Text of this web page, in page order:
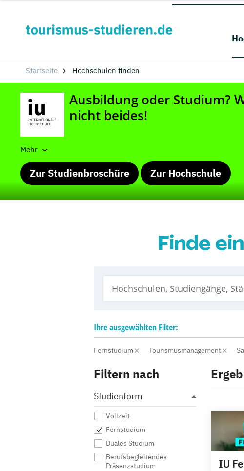
Startseite Hochschulen finden
Mehr
Zur Studienbroschüre Zur Hochschule
Finde
Ihreausgewählten Filter:
Fernstudium Tourismusmanagement
Filtern nach
Studienform
Vollzeit
Fernstudium
Duales Studium
Berufsbegleitendes
Präsenzstudium
IU